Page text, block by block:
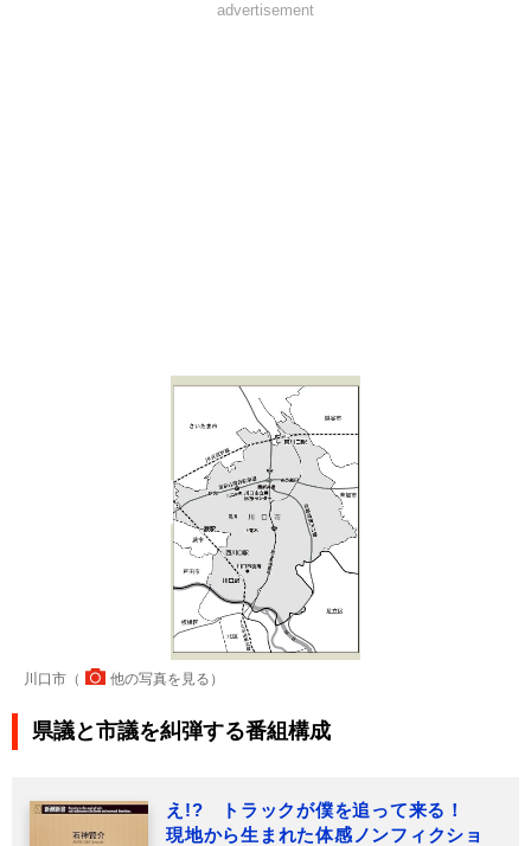
advertisement
川口市（ 他の写真を見る ）
県議と市議を糾弾する番組構成
え!? トラックが僕を追って来る！
現地から生まれた体感ノンフィクショ